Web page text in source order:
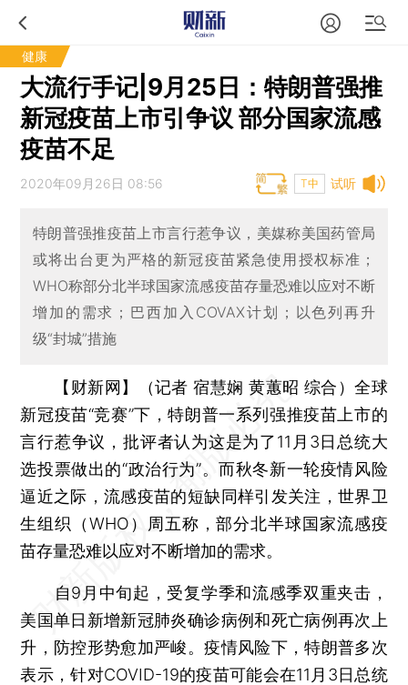
健康
大流行手记|9月25日：特朗普强推
新冠疫苗上市引争议 部分国家流感
疫苗不足
试听
2020年09月26日 08:56 T中
特朗普强推疫苗上市言行惹争议，美媒称美国药管局
或将出台更为严格的新冠疫苗紧急使用授权标准；
WHO称部分北半球国家流感疫苗存量恐难以应对不断
增加的需求；巴西加入COVAX计划；以色列再升
级“封城”措施
【财新网】（记者 宿慧娴 黄蕙昭 综合）全球
新冠疫苗“竞赛”下，特朗普一系列强推疫苗上市的
言行惹争议，批评者认为这是为了11月3日总统大
选投票做出的“政治行为”。而秋冬新一轮疫情风险
逼近之际，流感疫苗的短缺同样引发关注，世界卫
生组织（WHO）周五称，部分北半球国家流感疫
苗存量恐难以应对不断增加的需求。
自9月中旬起，受复学季和流感季双重夹击，
美国单日新增新冠肺炎确诊病例和死亡病例再次上
升，防控形势愈加严峻。疫情风险下，特朗普多次
表示，针对COVID-19的疫苗可能会在11月3日总统